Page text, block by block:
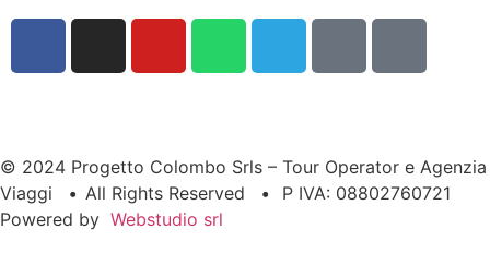
© 2024 Progetto Colombo Srls – Tour Operator e Agenzia
Viaggi • All Rights Reserved • P IVA: 08802760721
Powered by Webstudio srl